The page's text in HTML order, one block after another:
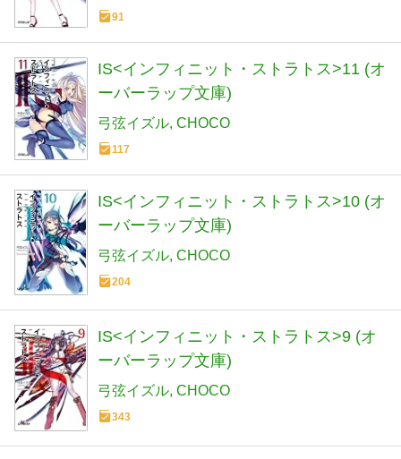
91
IS<インフィニット・ストラトス>11 (オ
ーバーラップ文庫)
弓弦イズル CHOCO
117
IS<インフィニット・ストラトス>10 (オ
ーバーラップ文庫)
弓弦イズル CHOCO
204
IS<インフィニット・ストラトス>9 (オ
ーバーラップ文庫)
弓弦イズル CHOCO
343